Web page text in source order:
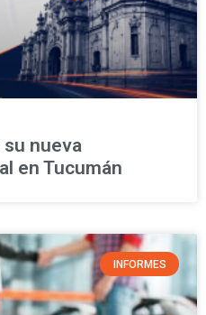
su nueva
en Tucumán
INFORMES